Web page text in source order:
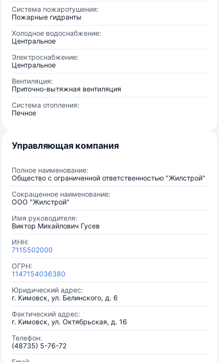
Система пожаротушения:
Пожарные гидранты
Холодное водоснабжение:
Центральное
Электроснабжение:
Центральное
Вентиляция:
Приточно-вытяжная вентиляция
Система отопления:
Печное
Управляющая компания
Полное наименование:
Общество с ограниченной ответственностью "Жилстрой"
Сокращенное наименование:
ООО "Жилстрой"
Имя руководителя:
Виктор Михайлович Гусев
ИНН:
7115502000
ОГРН:
1147154036380
Юридический адрес:
г. Кимовск, ул. Белинского, д. 6
Фактический адрес:
г. Кимовск, ул. Октябрьская, д. 16
Телефон:
(48735) 5-76-72